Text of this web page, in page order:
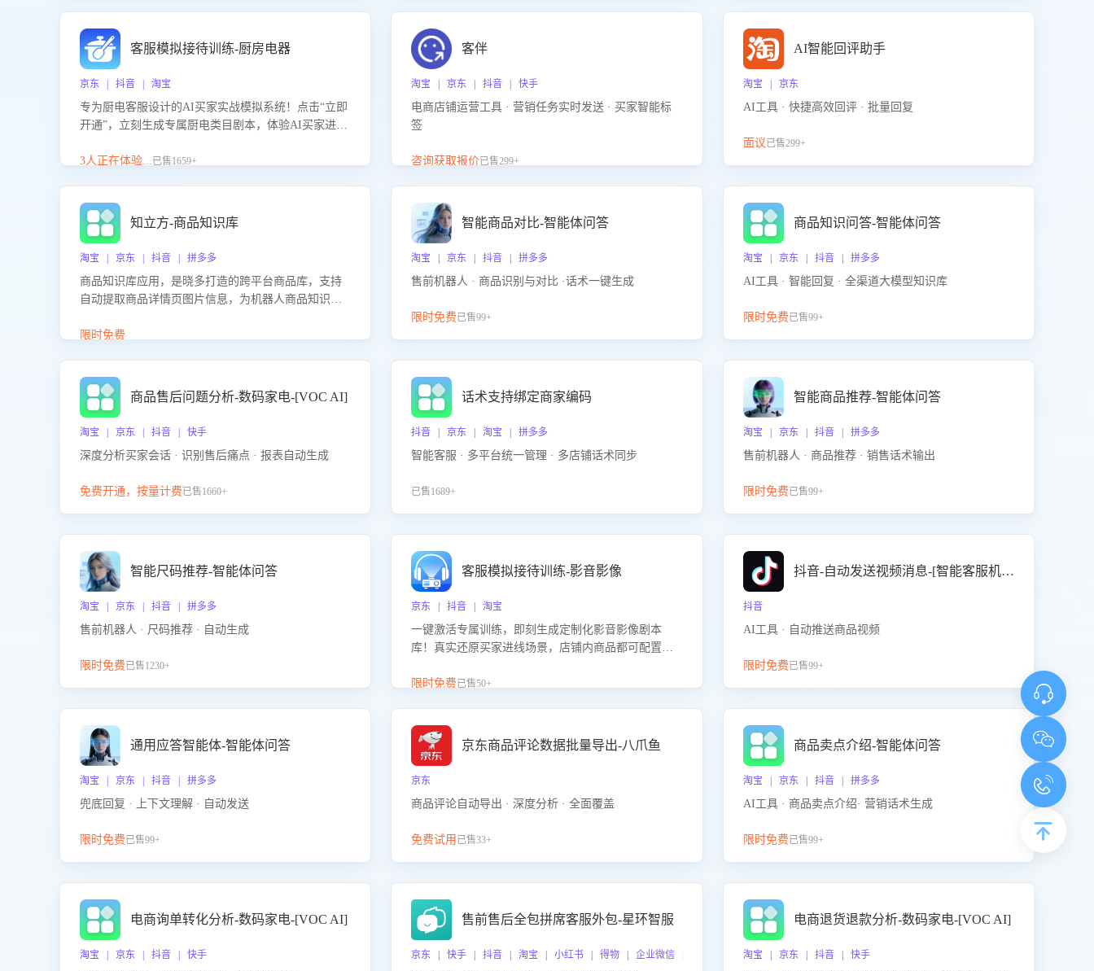
客服模拟接待训练-厨房电器
京东 | 抖音 | 淘宝
专为厨电客服设计的AI买家实战模拟系统！点击“立即
开通”，立刻生成专属厨电类目剧本，体验AI买家进线
能咨询”等真实场景应对技巧！
3人正在体验...已售1659+
客伴
淘宝 | 京东 | 抖音 | 快手
电商店铺运营工具 · 营销任务实时发送 · 买家智能标
签
咨询获取报价已售299+
AI智能回评助手
淘宝 | 京东
AI工具 · 快捷高效回评 · 批量回复
面议已售299+
知立方-商品知识库
淘宝 | 京东 | 抖音 | 拼多多
商品知识库应用，是晓多打造的跨平台商品库，支持
自动提取商品详情页图片信息，为机器人商品知识问
商品知识。
限时免费
智能商品对比-智能体问答
淘宝 | 京东 | 抖音 | 拼多多
售前机器人 · 商品识别与对比 ·话术一键生成
限时免费已售99+
商品知识问答-智能体问答
淘宝 | 京东 | 抖音 | 拼多多
AI工具 · 智能回复 · 全渠道大模型知识库
限时免费已售99+
商品售后问题分析-数码家电-[VOC AI]
淘宝 | 京东 | 抖音 | 快手
深度分析买家会话 · 识别售后痛点 · 报表自动生成
免费开通，按量计费已售1660+
话术支持绑定商家编码
抖音 | 京东 | 淘宝 | 拼多多
智能客服 · 多平台统一管理 · 多店铺话术同步
已售1689+
智能商品推荐-智能体问答
淘宝 | 京东 | 抖音 | 拼多多
售前机器人 · 商品推荐 · 销售话术输出
限时免费已售99+
智能尺码推荐-智能体问答
淘宝 | 京东 | 抖音 | 拼多多
售前机器人 · 尺码推荐 · 自动生成
限时免费已售1230+
客服模拟接待训练-影音影像
京东 | 抖音 | 淘宝
一键激活专属训练，即刻生成定制化影音影像剧本
库！真实还原买家进线场景，店铺内商品都可配置到
升客服售前转化率。点击 “立即开通”，快速获取影音
限时免费已售50+
抖音-自动发送视频消息-[智能客服机器人]
抖音
AI工具 · 自动推送商品视频
限时免费已售99+
通用应答智能体-智能体问答
淘宝 | 京东 | 抖音 | 拼多多
兜底回复 · 上下文理解 · 自动发送
限时免费已售99+
京东商品评论数据批量导出-八爪鱼
京东
商品评论自动导出 · 深度分析 · 全面覆盖
免费试用 已售33+
商品卖点介绍-智能体问答
淘宝 | 京东 | 抖音 | 拼多多
AI工具 · 商品卖点介绍· 营销话术生成
限时免费已售99+
电商询单转化分析-数码家电-[VOC AI]
淘宝 | 京东 | 抖音 | 快手
售前售后全包拼席客服外包-星环智服
京东 | 快手 | 抖音 | 淘宝 | 小红书 | 得物 | 企业微信 | 跨平台
电商退货退款分析-数码家电-[VOC AI]
淘宝 | 京东 | 抖音 | 快手